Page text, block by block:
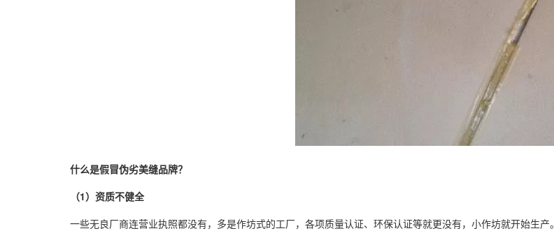
什么是假冒伪劣美缝品牌？
（1）资质不健全
一些无良厂商连营业执照都没有，多是作坊式的工厂，各项质量认证、环保认证等就更没有，小作坊就开始生产。